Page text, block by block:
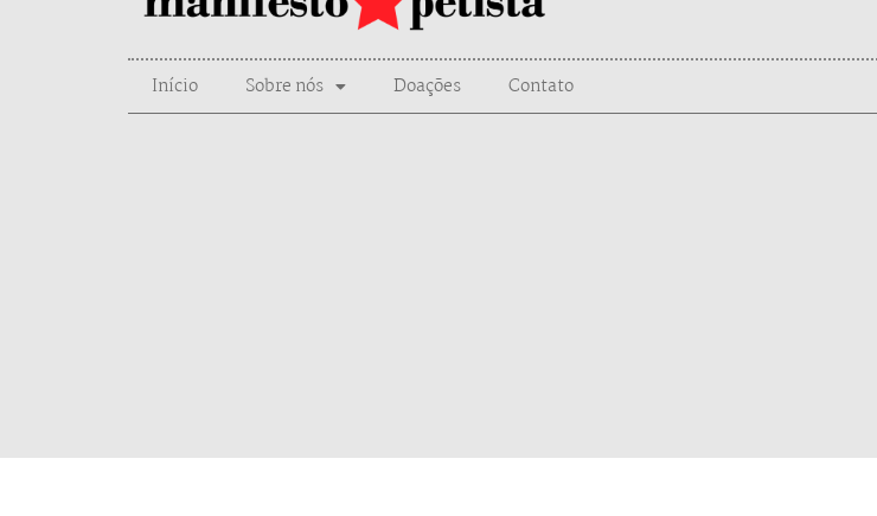
Início Sobre nós Doações Contato